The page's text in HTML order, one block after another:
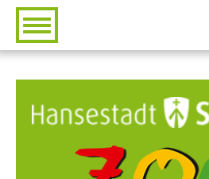
Zur Hauptnavigation
Zum Inhalt